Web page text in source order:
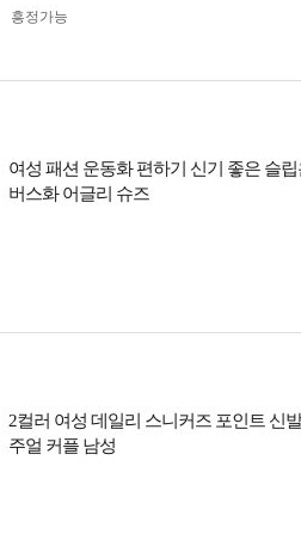
흥정가능
여성 패션 운동화 편하기 신기 좋은 슬
버스화 어글리 슈즈
2컬러 여성 데일리 스니커즈 포인트 신
주얼 커플 남성